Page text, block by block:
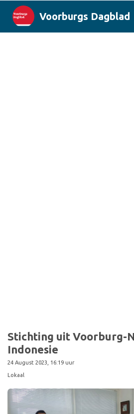
Voorburgs Dagblad
Stichting uit Voorburg-
Indonesie
24 August 2023, 16:19 uur
Lokaal